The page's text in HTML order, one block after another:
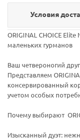
Условия
ORIGINAL CHOICE
маленьких гурманов
Ваш четвероногий
Представляем
консервированный
учетом особых
Почему выбирают
Изысканный дуэт: